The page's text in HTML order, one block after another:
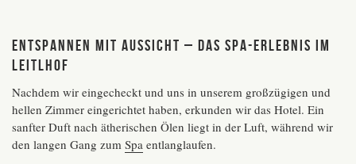
Entspannen mit Aussicht – das Spa-Erlebnis im
Leitlhof
Nachdem wir eingecheckt und uns in unserem großzügigen und
hellen Zimmer eingerichtet haben, erkunden wir das Hotel. Ein
sanfter Duft nach ätherischen Ölen liegt in der Luft, während wir
den langen Gang zum Spa entlanglaufen.